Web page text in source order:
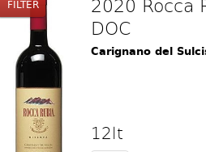
FILTER
2020 Rocca
DOC
Carignano del
12lt